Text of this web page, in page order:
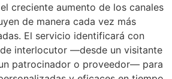
creciente aumento de los canales
de manera cada vez más
El servicio identificará con
interlocutor —desde un visitante
patrocinador o proveedor— para